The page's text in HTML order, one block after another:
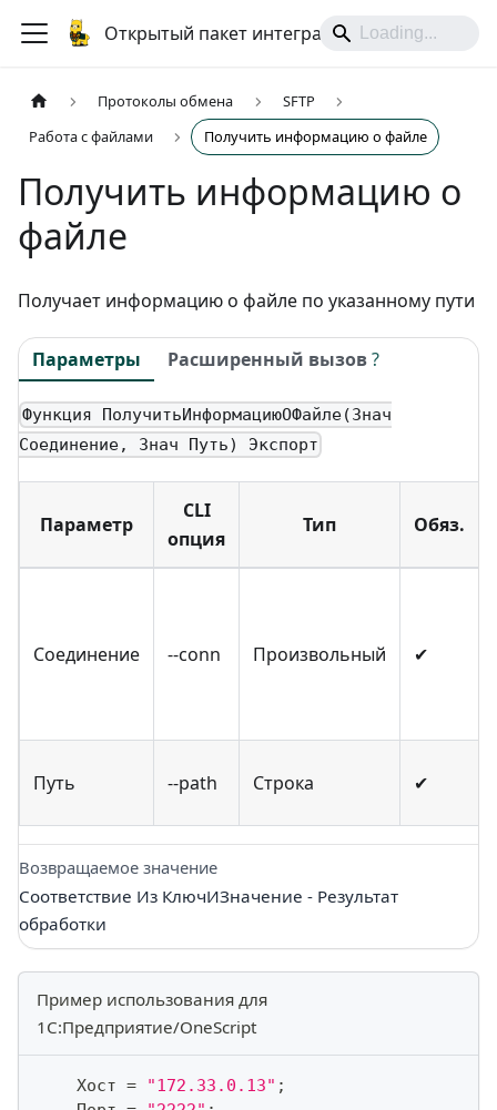
Открытый пакет интеграций
Протоколы обмена
SFTP
Работа с файлами
Получить информацию о файле
Получить информацию о
файле
Получает информацию о файле по указанному пути
Параметры Расширенный вызов?
Функция ПолучитьИнформациюОФайле(Знач
Соединение, Знач Путь) Экспорт
Параметр
CLI
опция
Тип Обяз.
Соединение --conn Произвольный ✔
Путь --path Строка ✔
Возвращаемое значение
Соответствие Из КлючИЗначение - Результат
обработки
Пример использования для
1С:Предприятие/OneScript
    Хост
= "172.33.0.13" ;